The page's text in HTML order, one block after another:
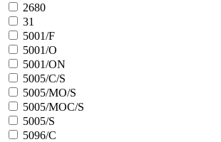
2680
31
5001/F
5001/O
5001/ON
5005/C/S
5005/MO/S
5005/MOC/S
5005/S
5096/C